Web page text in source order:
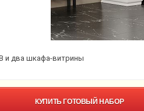
и два шкафа-витрины
КУПИТЬГОТОВЫЙ НАБОР